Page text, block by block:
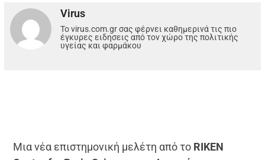
Virus
Το virus.com.gr σας φέρνει καθημερινά τις πιο
έγκυρες ειδησεις από τον χώρο της πολιτικής
υγείας και φαρμάκου
Μια νέα επιστημονική μελέτη από το RIKEN